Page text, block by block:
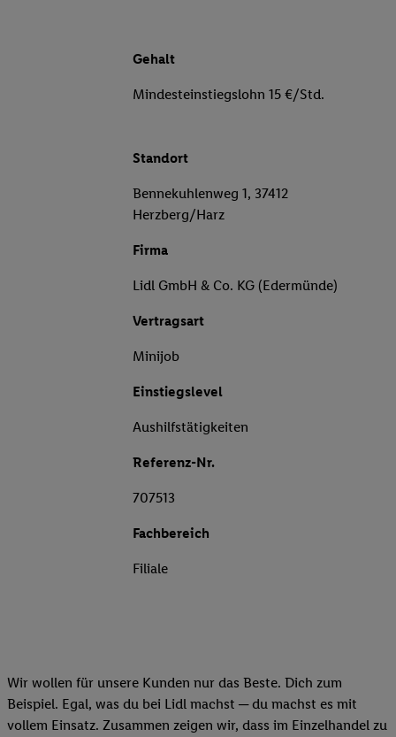
Gehalt
Mindesteinstiegslohn 15 €/Std.
Standort
Bennekuhlenweg 1, 37412
Herzberg/Harz
Firma
Lidl GmbH & Co. KG (Edermünde)
Vertragsart
Minijob
Einstiegslevel
Aushilfstätigkeiten
Referenz-Nr.
707513
Fachbereich
Filiale
Wir wollen für unsere Kunden nur das Beste. Dich zum
Beispiel. Egal, was du bei Lidl machst ─ du machst es mit
vollem Einsatz. Zusammen zeigen wir, dass im Einzelhandel zu